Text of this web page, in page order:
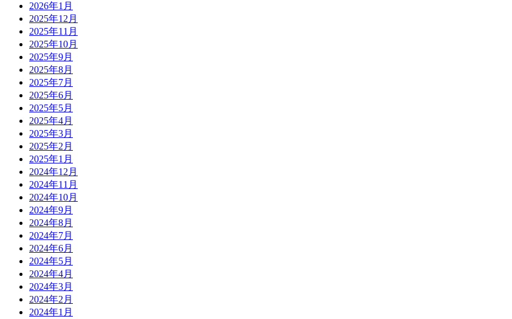
2026年1月
2025年12月
2025年11月
2025年10月
2025年9月
2025年8月
2025年7月
2025年6月
2025年5月
2025年4月
2025年3月
2025年2月
2025年1月
2024年12月
2024年11月
2024年10月
2024年9月
2024年8月
2024年7月
2024年6月
2024年5月
2024年4月
2024年3月
2024年2月
2024年1月